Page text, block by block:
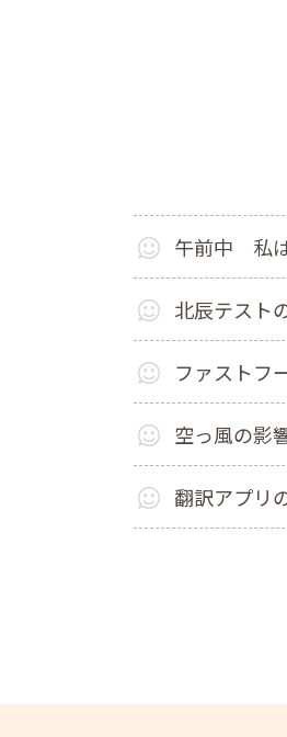
午前中 私
北辰テスト
ファストフ
空っ風の影
翻訳アプリ